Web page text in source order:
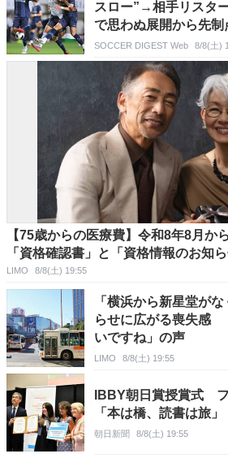
スロー”→相手リスタ
で思わぬ展開から先制
SOCCER DIGEST Web 8/8(土)
【75歳からの医療費】令和8年8月か
「資格確認書」と「資格情報のお知
LIMO 8/8(土) 19:55
「横浜から新星堂が
らせに広がる喪失感
いですね」の声
LIMO 8/8(土) 19:55
IBBY朝日賞授賞式
「本は橋、読書は旅」
朝日新聞 8/8(土) 19:55